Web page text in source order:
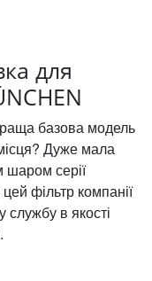
для
базова модель
Дуже мала
шаром серії
фільтр компанії
в якості